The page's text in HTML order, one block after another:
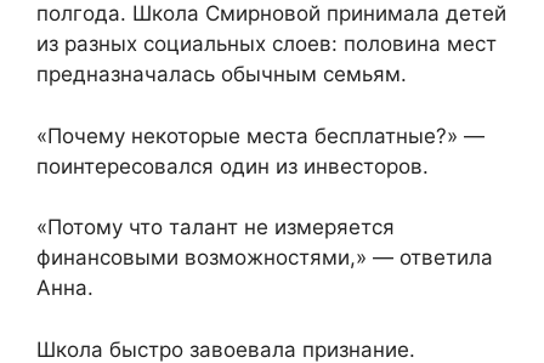
полгода. Школа Смирновой принимала детей
из разных социальных слоев: половина мест
предназначалась обычным семьям.
«Почему некоторые места бесплатные?» —
поинтересовался один из инвесторов.
«Потому что талант не измеряется
финансовыми возможностями,» — ответила
Анна.
Школа быстро завоевала признание.